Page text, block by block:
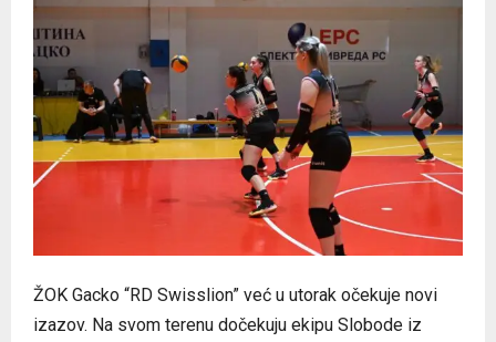
ŽOK Gacko “RD Swisslion” već u utorak očekuje novi
izazov. Na svom terenu dočekuju ekipu Slobode iz